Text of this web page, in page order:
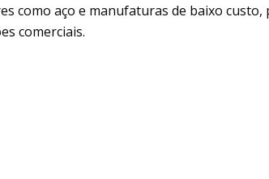
como aço e manufaturas de baixo custo,
comerciais.